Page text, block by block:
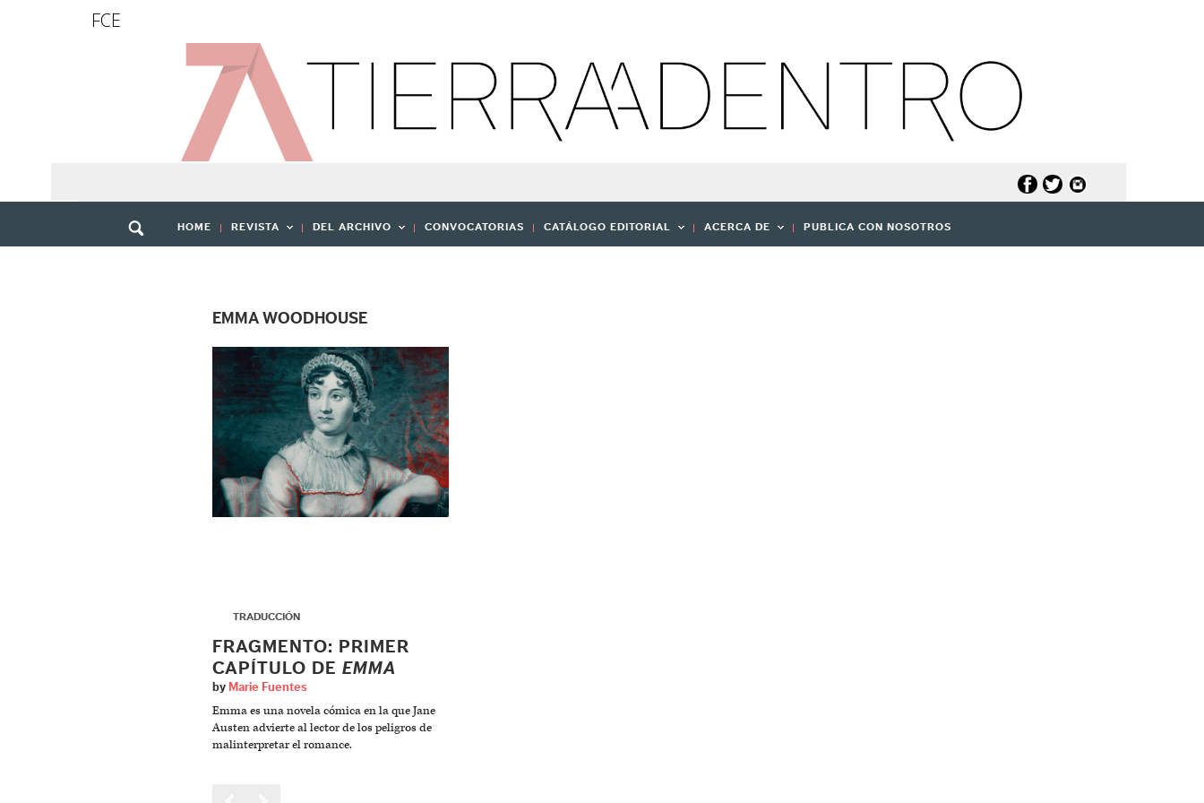
FCE
HOME REVISTA DEL ARCHIVO CONVOCATORIAS CATÁLOGO EDITORIAL ACERCA DE PUBLICA CON NOSOTROS
EMMA WOODHOUSE
TRADUCCIÓN
FRAGMENTO: PRIMER
CAPÍTULO DE EMMA
by Marie Fuentes
Emma es una novela cómica en la que Jane
Austen advierte al lector de los peligros de
malinterpretar el romance.